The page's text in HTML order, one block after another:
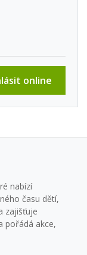
online
nabízí
času dětí,
zajišťuje
pořádá akce,